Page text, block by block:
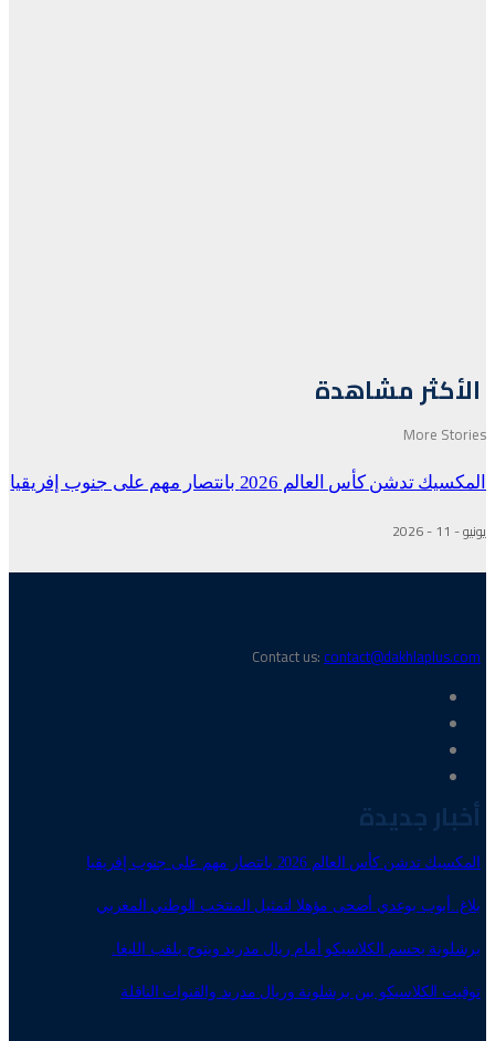
الأكثر مشاهدة
More Stories
المكسيك تدشن كأس العالم 2026 بانتصار مهم على جنوب إفريقيا
يونيو - 11 - 2026
Contact us:contact@dakhlaplus.com
أخبار جديدة
المكسيك تدشن كأس العالم 2026 بانتصار مهم على جنوب إفريقيا
بلاغ..أيوب بوعدي أضحى مؤهلا لتمثيل المنتخب الوطني المغربي
برشلونة يحسم الكلاسيكو أمام ريال مدريد ويتوج بلقب الليغا.
توقيت الكلاسيكو بين برشلونة وريال مدريد والقنوات الناقلة